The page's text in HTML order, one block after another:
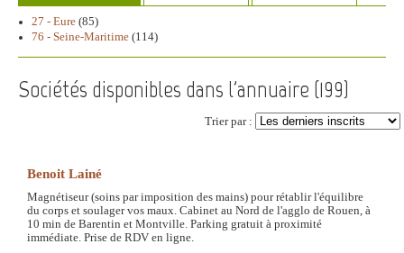
27 - Eure (85)
76 - Seine-Maritime (114)
Sociétés disponibles dans l'annuaire (199)
Trier par :
Benoit Lainé
Magnétiseur (soins par imposition des mains) pour rétablir l'équilibre
du corps et soulager vos maux. Cabinet au Nord de l'agglo de Rouen, à
10 min de Barentin et Montville. Parking gratuit à proximité
immédiate. Prise de RDV en ligne.